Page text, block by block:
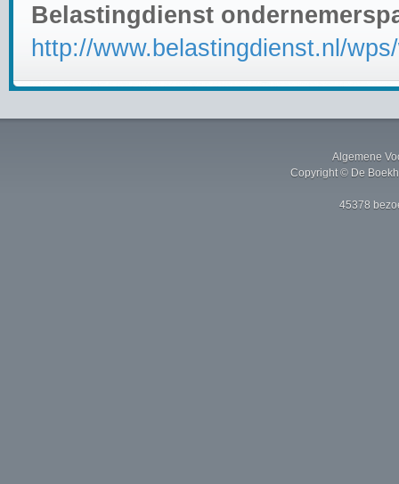
Belastingdienst
http://www.belastingdienst.nl/
Algemene
Copyright © De
45378